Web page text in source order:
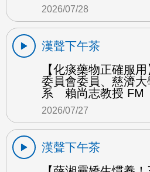
2026/07/28
漢聲下午茶
【化痰藥物正確服
委員會委員、慈濟
系 賴尚志教授 FM
2026/07/27
漢聲下午茶